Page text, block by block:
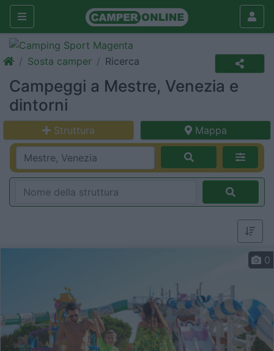
Sosta camper Ricerca
Campeggi a Mestre, Venezia e
dintorni
Struttura Mappa
0